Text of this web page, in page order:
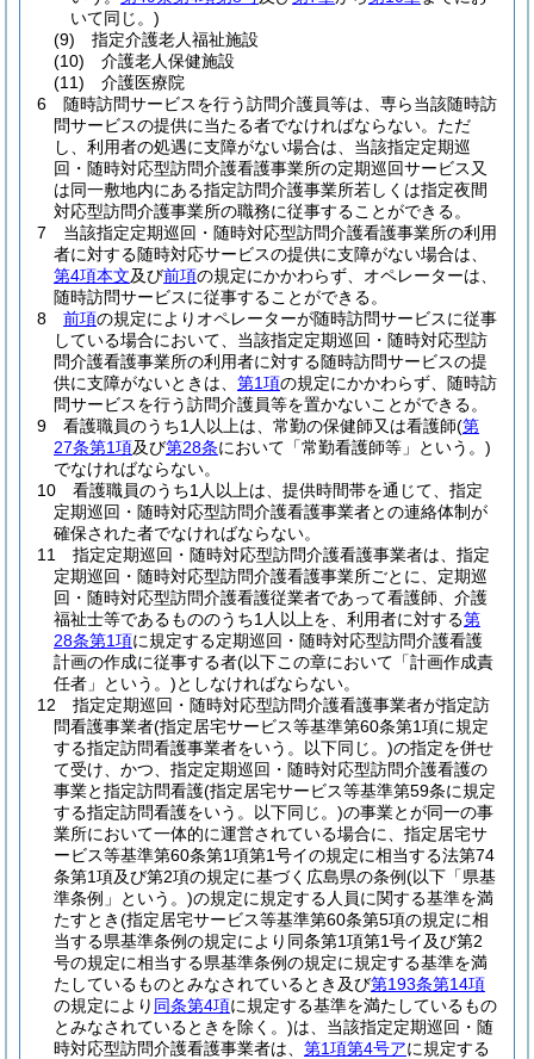
いて同じ。)
(9)
指定介護老人福祉施設
(10)
介護老人保健施設
(11)
介護医療院
6
随時訪問サービスを行う訪問介護員等は、専ら当該随時訪
問サービスの提供に当たる者でなければならない。 ただ
し、利用者の処遇に支障がない場合は、当該指定定期巡
回・随時対応型訪問介護看護事業所の定期巡回サービス又
は同一敷地内にある指定訪問介護事業所若しくは指定夜間
対応型訪問介護事業所の職務に従事することができる。
7
当該指定定期巡回・随時対応型訪問介護看護事業所の利用
者に対する随時対応サービスの提供に支障がない場合は、
第4項本文及び前項の規定にかかわらず、オペレーターは、
随時訪問サービスに従事することができる。
8
前項の規定によりオペレーターが随時訪問サービスに従事
している場合において、当該指定定期巡回・随時対応型訪
問介護看護事業所の利用者に対する随時訪問サービスの提
供に支障がないときは、 第1項の規定にかかわらず、随時訪
問サービスを行う訪問介護員等を置かないことができる。
9
看護職員のうち1人以上は、常勤の保健師又は看護師(第
27条第1項及び第28条において「常勤看護師等」という。)
でなければならない。
10
看護職員のうち1人以上は、提供時間帯を通じて、指定
定期巡回・随時対応型訪問介護看護事業者との連絡体制が
確保された者でなければならない。
11
指定定期巡回・随時対応型訪問介護看護事業者は、指定
定期巡回・随時対応型訪問介護看護事業所ごとに、定期巡
回・随時対応型訪問介護看護従業者であって看護師、介護
福祉士等であるもののうち1人以上を、利用者に対する第
28条第1項に規定する定期巡回・随時対応型訪問介護看護
計画の作成に従事する者(以下この章において「計画作成責
任者」という。)としなければならない。
12
指定定期巡回・随時対応型訪問介護看護事業者が指定訪
問看護事業者(指定居宅サービス等基準第60条第1項に規定
する指定訪問看護事業者をいう。以下同じ。)の指定を併せ
て受け、かつ、指定定期巡回・随時対応型訪問介護看護の
事業と指定訪問看護(指定居宅サービス等基準第59条に規定
する指定訪問看護をいう。以下同じ。)の事業とが同一の事
業所において一体的に運営されている場合に、指定居宅サ
ービス等基準第60条第1項第1号イの規定に相当する法第74
条第1項及び第2項の規定に基づく広島県の条例(以下「県基
準条例」という。)の規定に規定する人員に関する基準を満
たすとき(指定居宅サービス等基準第60条第5項の規定に相
当する県基準条例の規定により同条第1項第1号イ及び第2
号の規定に相当する県基準条例の規定に規定する基準を満
たしているものとみなされているとき及び第193条第14項
の規定により 同条第4項に規定する基準を満たしているもの
とみなされているときを除く。)は、当該指定定期巡回・随
時対応型訪問介護看護事業者は、 第1項第4号アに規定する